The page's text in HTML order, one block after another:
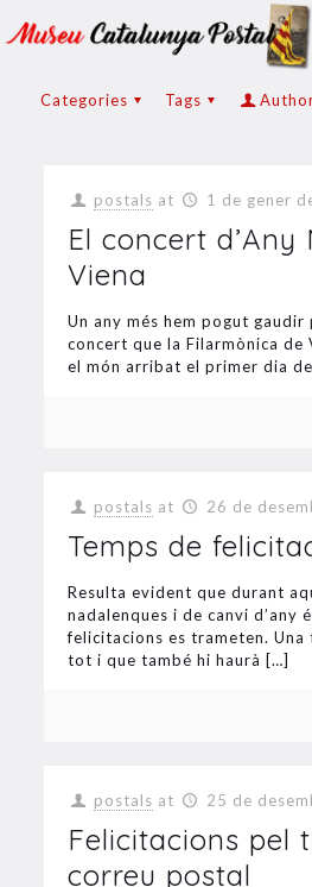
Categories Tags
postals at 1 de gener
El concert d’Any
Viena
Un any més hem pogut
concert que la Filarmònica
el món arribat el primer dia de
postals at 26 de
Temps de
Resulta evident que durant
nadalenques i de canvi d’any
felicitacions es trameten. Una
tot i que també hi haurà […]
postals at 25 de
Felicitacions pel
correu postal